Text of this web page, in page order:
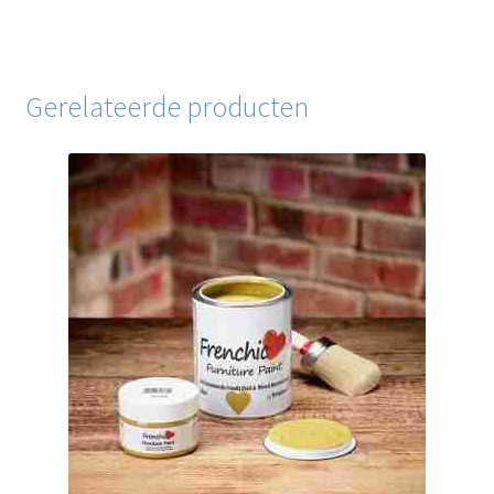
Gerelateerde producten